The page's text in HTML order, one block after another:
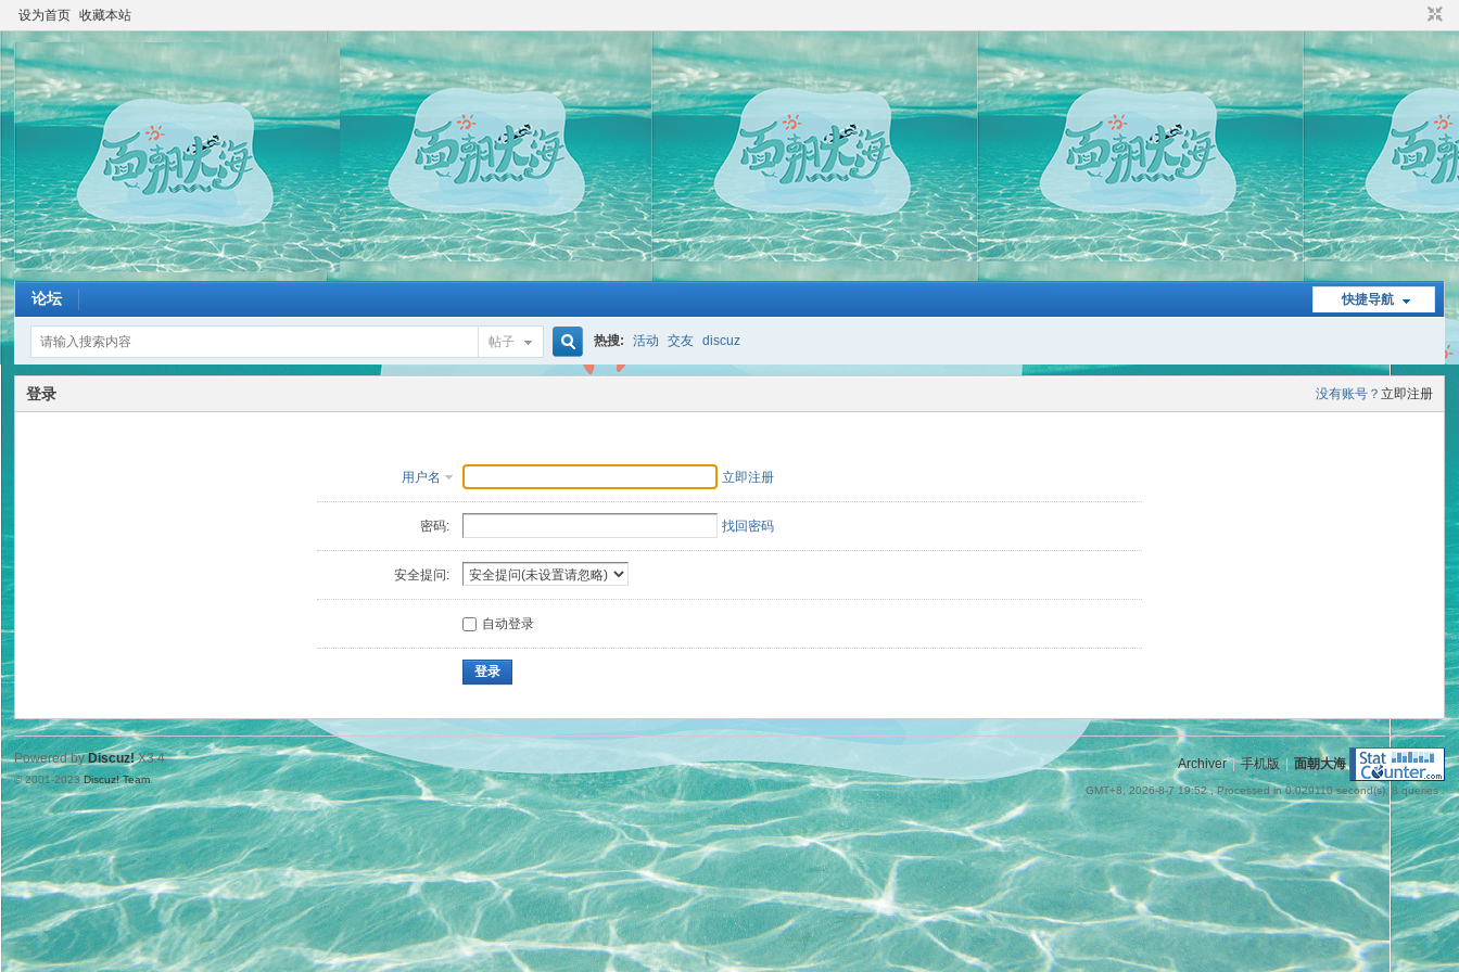
设为首页 收藏本站
快捷导航
论坛
帖子
搜
索
热搜: 活动 交友 discuz
没有账号？ 立即注册
登录
用户名 立即注册
密码: 找回密码
安全提问:
自动登录
登录
Archiver | 手机版 | 面朝大海
GMT+8, 2026-8-7 19:52, Processed in 0.029110 second(s), 8 queries .
Powered byDiscuz! X3.4
© 2001-2023 Discuz! Team.